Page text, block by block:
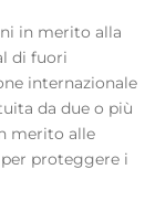
in merito alla
di fuori
internazionale
da due o più
merito alle
proteggere i